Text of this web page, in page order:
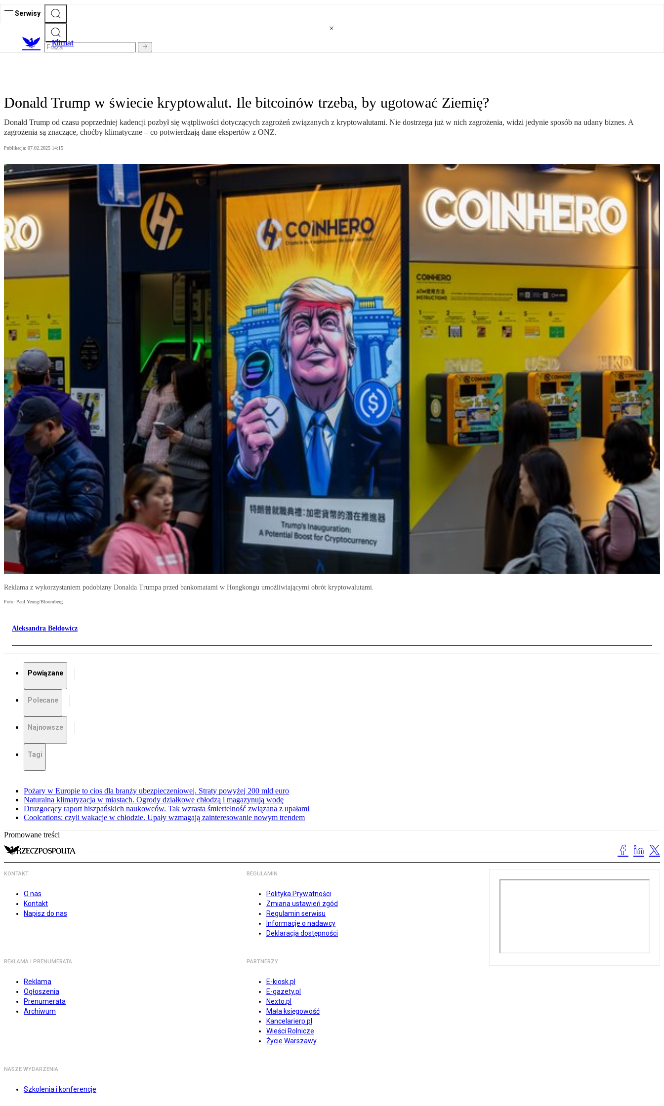
Serwisy
Klimat
Donald Trump w świecie kryptowalut. Ile bitcoinów trzeba, by ugotować Ziemię?
Donald Trump od czasu poprzedniej kadencji pozbył się wątpliwości dotyczących zagrożeń związanych z kryptowalutami. Nie dostrzega już w nich zagrożenia, widzi jedynie sposób na udany biznes. A
zagrożenia są znaczące, choćby klimatyczne – co potwierdzają dane ekspertów z ONZ.
Publikacja: 07.02.2025 14:15
Reklama z wykorzystaniem podobizny Donalda Trumpa przed bankomatami w Hongkongu umożliwiającymi obrót kryptowalutami.
Foto: Paul Yeung/Bloomberg
Aleksandra Bełdowicz
Powiązane
Polecane
Najnowsze
Tagi
Pożary w Europie to cios dla branży ubezpieczeniowej. Straty powyżej 200 mld euro
Naturalna klimatyzacja w miastach. Ogrody działkowe chłodzą i magazynują wodę
Druzgocący raport hiszpańskich naukowców. Tak wzrasta śmiertelność związana z upałami
Coolcations: czyli wakacje w chłodzie. Upały wzmagają zainteresowanie nowym trendem
Promowane treści
KONTAKT
O nas
Kontakt
Napisz do nas
REGULAMIN
Polityka Prywatności
Zmiana ustawień zgód
Regulamin serwisu
Informacje o nadawcy
Deklaracja dostępności
REKLAMA I PRENUMERATA
Reklama
Ogłoszenia
Prenumerata
Archiwum
PARTNERZY
E-kiosk.pl
E-gazety.pl
Nexto.pl
Mała księgowość
Kancelarierp.pl
Wieści Rolnicze
Życie Warszawy
NASZE WYDARZENIA
Szkolenia i konferencje